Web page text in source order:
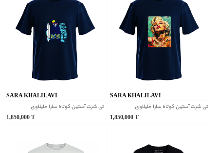
SARA KHALILAVI
تی شرت آستین کوتاه سارا خلیلاوی
1,850,000T
SARA KHALILAVI
تی شرت آستین کوتاه سارا خلیلاوی
1,850,000 T